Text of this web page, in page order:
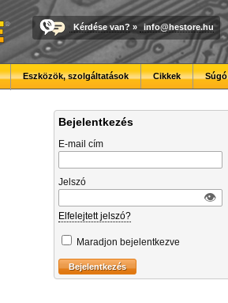
Kérdése van? » info@hestore.hu
Eszközök, szolgáltatások Cikkek Súgó
Bejelentkezés
E-mail cím
Jelszó
👁︎
Elfelejtett jelszó?
Maradjon bejelentkezve